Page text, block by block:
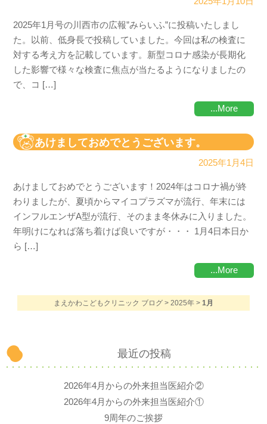
2025年1月号の川西市の広報”みらいふ”に投稿いたしまし
た。以前、低身長で投稿していました。今回は私の検査に
対する考え方を記載しています。新型コロナ感染が長期化
した影響で様々な検査に焦点が当たるようになりましたの
で、コ […]
...More
あけましておめでとうございます。
2025年1月4日
あけましておめでとうございます！2024年はコロナ禍が終
わりましたが、夏頃からマイコプラズマが流行、年末には
インフルエンザA型が流行、そのまま冬休みに入りました。
年明けになれば落ち着けば良いですが・・・ 1月4日本日か
ら […]
...More
まえかわこどもクリニック ブログ > 2025年 > 1月
最近の投稿
2026年4月からの外来担当医紹介②
2026年4月からの外来担当医紹介①
9周年のご挨拶